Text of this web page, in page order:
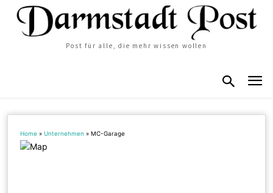
Post für alle, die mehr wissen wollen
Home »Unternehmen »MC-Garage